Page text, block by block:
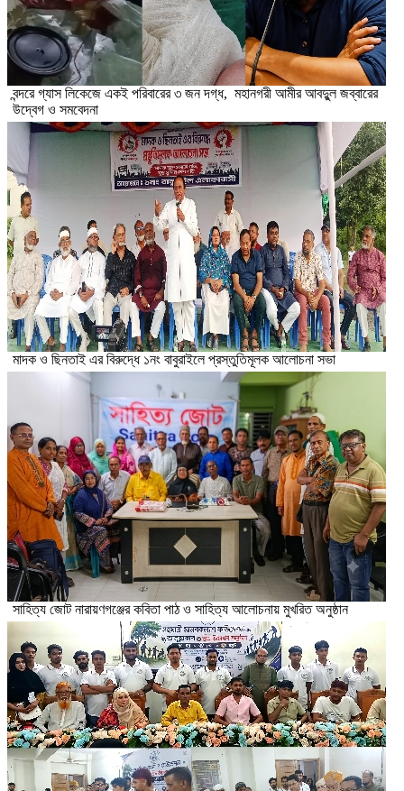
বন্দরে গ্যাস লিকেজে একই পরিবারের ৩ জন দগ্ধ, মহানগরী আমীর আবদুুল জব্বারের
উদ্বেগ ও সমবেদনা
মাদক ও ছিনতাই এর বিরুদ্ধে ১নং বাবুরাইলে প্রস্তুতিমূলক আলোচনা সভা
সাহিত্য জোট নারায়ণগঞ্জের কবিতা পাঠ ও সাহিত্য আলোচনায় মুখরিত অনুষ্ঠান